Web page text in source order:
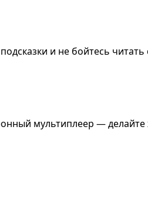
и не бойтесь
мультиплеер — делайте